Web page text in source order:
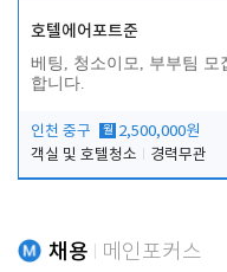
호텔에어포트준
베팅, 청소이모, 부부팀 모
합니다.
인천 중구 월 2,500,000원
객실 및 호텔청소
경력무관
채용 메인포커스